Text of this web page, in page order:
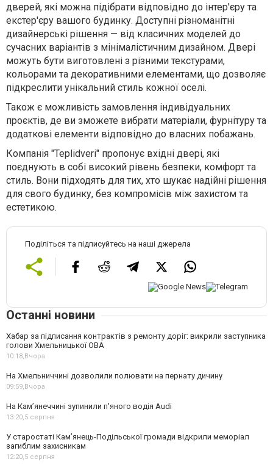
дверей, які можна підібрати відповідно до інтер'єру та
екстер'єру вашого будинку. Доступні різноманітні
дизайнерські рішення — від класичних моделей до
сучасних варіантів з мінімалістичним дизайном. Двері
можуть бути виготовлені з різними текстурами,
кольорами та декоративними елементами, що дозволяє
підкреслити унікальний стиль кожної оселі.
Також є можливість замовлення індивідуальних
проєктів, де ви зможете вибрати матеріали, фурнітуру та
додаткові елементи відповідно до власних побажань.
Компанія "Teplidveri" пропонує вхідні двері, які
поєднують в собі високий рівень безпеки, комфорт та
стиль. Вони підходять для тих, хто шукає надійні рішення
для свого будинку, без компромісів між захистом та
естетикою.
Поділіться та підписуйтесь на наші джерела
Останні новини
Хабар за підписання контрактів з ремонту доріг: викрили заступника
голови Хмельницької ОВА
10:18, Вчора
На Хмельниччині дозволили полювати на пернату дичину
09:59, Вчора
На Камʼянеччині зупинили п'яного водія Audi
13:20,5 серпня
У старостаті Кам’янець-Подільської громади відкрили меморіал
загиблим захисникам
12:20,5 серпня